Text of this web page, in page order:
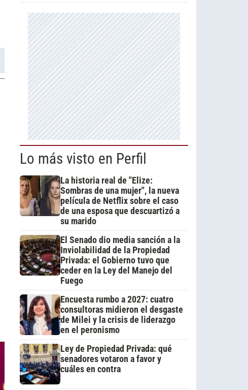
Lo más visto en Perfil
La historia real de "Elize:
Sombras de una mujer", la nueva
película de Netflix sobre el caso
de una esposa que descuartizó a
su marido
El Senado dio media sanción a la
Inviolabilidad de la Propiedad
Privada: el Gobierno tuvo que
ceder en la Ley del Manejo del
Fuego
Encuesta rumbo a 2027: cuatro
consultoras midieron el desgaste
de Milei y la crisis de liderazgo
en el peronismo
Ley de Propiedad Privada: qué
senadores votaron a favor y
cuáles en contra